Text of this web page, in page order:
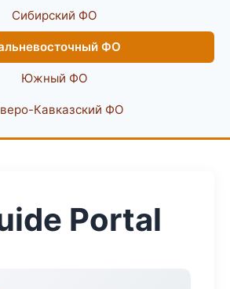
Сибирский ФО
ФО
Южный ФО
Кавказский ФО
Portal